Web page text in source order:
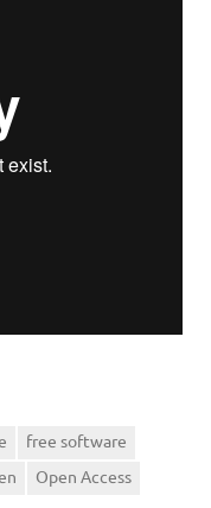
free software
Open Access